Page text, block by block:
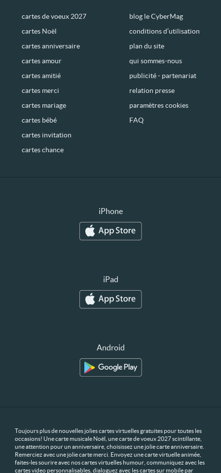
cartes de voeux 2027
cartes Noël
cartes anniversaire
cartes amour
cartes amitié
cartes merci
cartes mariage
cartes bébé
cartes invitation
cartes chance
blog le CyberMag
conditions d’utilisation
plan du site
qui sommes-nous
publicité - partenariat
relation presse
paramètres cookies
FAQ
iPhone
iPad
Android
Toujours plus de nouvelles jolies cartes virtuelles gratuites pour toutes les
occasions! Une carte musicale Noël, une carte de voeux 2027 scintillante,
une attention pour un anniversaire, choisissez une jolie carte anniversaire.
Remerciez avec une jolie carte merci. Envoyez une carte virtuelle animée,
faites-les sourire avec nos cartes virtuelles humour, communiquez avec les
cartes video personnalisables, dialoguez avec les cartes sur mobile par